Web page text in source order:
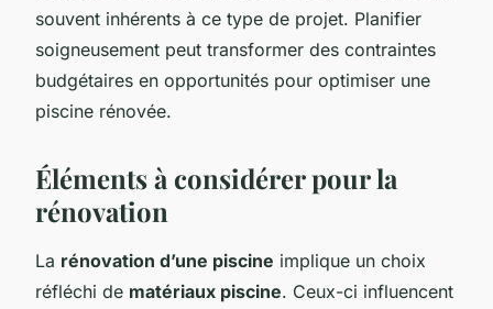
souvent inhérents à ce type de projet. Planifier
soigneusement peut transformer des contraintes
budgétaires en opportunités pour optimiser une
piscine rénovée.
Éléments à considérer pour la
rénovation
La rénovation d’une piscine implique un choix
réfléchi de matériaux piscine. Ceux-ci influencent